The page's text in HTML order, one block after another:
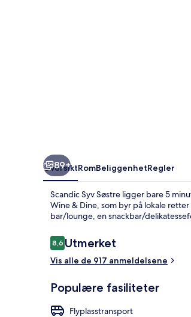
89+
OversiktRomBeliggenhetRegler
Scandic Syv Søstre ligger bare 5
Wine & Dine, som byr på lokale
bar/lounge, en snackbar/
Anmeldelser
8,68,6 av 10 –
Utmerket
Vis alle de 917 anmeldelsene
Populære fasiliteter
Flyplasstransport